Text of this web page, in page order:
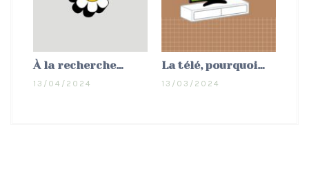
À la recherche…
13/04/2024
La télé, pourquoi…
13/03/2024